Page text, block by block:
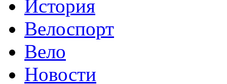
История
Велоспорт
Вело
Новости